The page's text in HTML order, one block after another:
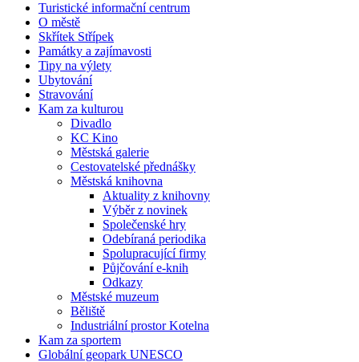
Turistické informační centrum
O městě
Skřítek Střípek
Památky a zajímavosti
Tipy na výlety
Ubytování
Stravování
Kam za kulturou
Divadlo
KC Kino
Městská galerie
Cestovatelské přednášky
Městská knihovna
Aktuality z knihovny
Výběr z novinek
Společenské hry
Odebíraná periodika
Spolupracující firmy
Půjčování e-knih
Odkazy
Městské muzeum
Běliště
Industriální prostor Kotelna
Kam za sportem
Globální geopark UNESCO